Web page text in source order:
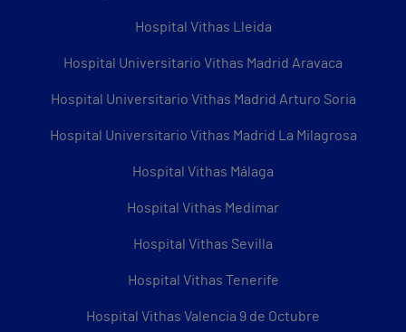
Hospital Vithas Lleida
Hospital Universitario Vithas Madrid Aravaca
Hospital Universitario Vithas Madrid Arturo Soria
Hospital Universitario Vithas Madrid La Milagrosa
Hospital Vithas Málaga
Hospital Vithas Medimar
Hospital Vithas Sevilla
Hospital Vithas Tenerife
Hospital Vithas Valencia 9 de Octubre